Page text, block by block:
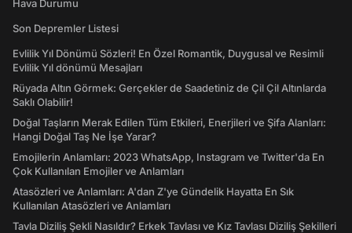
Hava Durumu
Son Depremler Listesi
Evlilik Yıl Dönümü Sözleri! En Özel Romantik, Duygusal ve Resimli
Evlilik Yıl dönümü Mesajları
Rüyada Altın Görmek: Gerçekler de Saadetiniz de Çil Çil Altınlarda
Saklı Olabilir!
Doğal Taşların Merak Edilen Tüm Etkileri, Enerjileri ve Şifa Alanları:
Hangi Doğal Taş Ne İşe Yarar?
Emojilerin Anlamları: 2023 WhatsApp, Instagram ve Twitter'da En
Çok Kullanılan Emojiler ve Anlamları
Atasözleri ve Anlamları: A'dan Z'ye Gündelik Hayatta En Sık
Kullanılan Atasözleri ve Anlamları
Tavla Diziliş Şekli Nasıldır? Erkek Tavlası ve Kız Tavlası Diziliş Şekilleri